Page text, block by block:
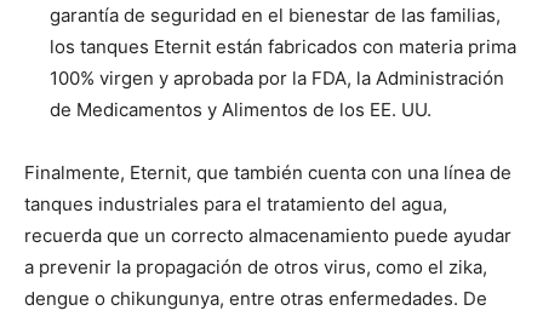
garantía de seguridad en el bienestar de las familias,
los tanques Eternit están fabricados con materia prima
100% virgen y aprobada por la FDA, la Administración
de Medicamentos y Alimentos de los EE. UU.
Finalmente, Eternit, que también cuenta con una línea de
tanques industriales para el tratamiento del agua,
recuerda que un correcto almacenamiento puede ayudar
a prevenir la propagación de otros virus, como el zika,
dengue o chikungunya, entre otras enfermedades. De